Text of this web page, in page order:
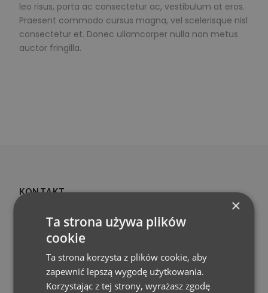
leo risus, porta ac consectetur ac, vestibulum at eros.
Praesent commodo cursus magna, vel scelerisque nisl
consectetur et. Donec ullamcorper nulla non metus
auctor fringilla.
KONTAKT
WYGODA TRAVEL SP. Z O.O.
Pl. Bohaterów Getta 17/14
30-547 Kraków
+48 12 252 09 45
×
Ta strona używa plików
cookie
Ta strona korzysta z plików cookie, aby
zapewnić lepszą wygodę użytkowania.
Korzystając z tej strony, wyrażasz zgodę